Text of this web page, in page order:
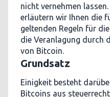
nicht vernehmen
erläutern wir Ihnen die
geltenden Regeln für
die Veranlagung durch
von Bitcoin.
Grundsatz
Einigkeit besteht
Bitcoins aus